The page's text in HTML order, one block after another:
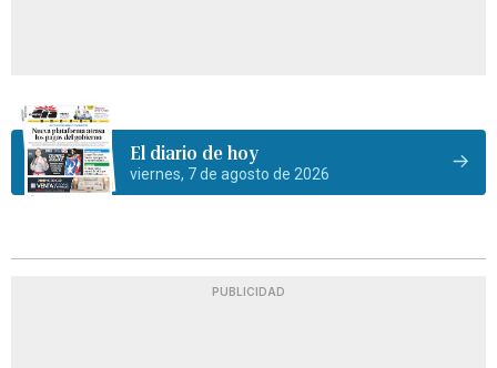
El diario de hoy
viernes, 7 de agosto de 2026
PUBLICIDAD